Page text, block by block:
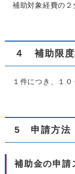
補助対象経費の２
４ 補助限
１件につき、１０
5 申請方法
補助金の申請